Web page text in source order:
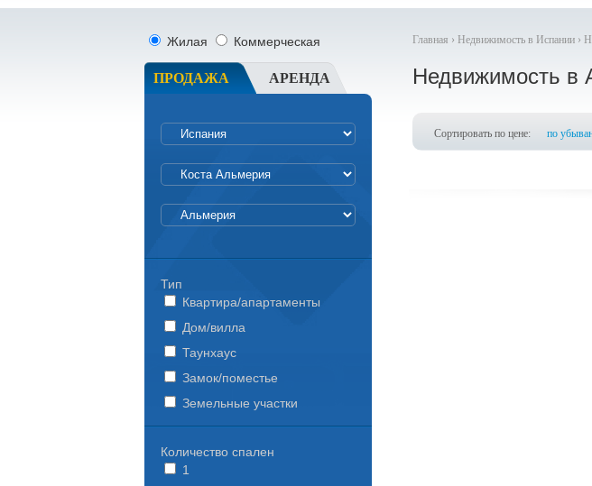
Главная › Недвижимость в Испании ›
Недвижимость в
Сортировать по цене: по
Жилая Коммерческая
ПРОДАЖА АРЕНДА
Тип
Квартира/апартаменты
Дом/вилла
Таунхаус
Замок/поместье
Земельные участки
Количество спален
1